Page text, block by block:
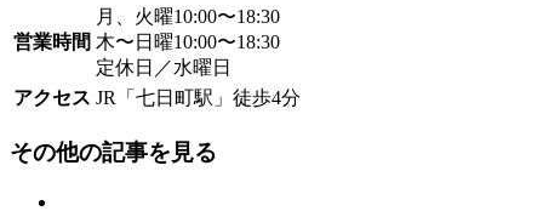
営業時間
月、火曜10:00〜18:30
木〜日曜10:00〜18:30
定休日／水曜日
アクセス JR「七日町駅」徒歩4分
その他の記事を見る